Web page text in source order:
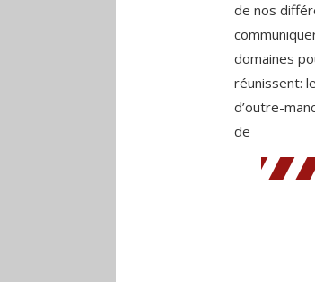
de nos
domaines
réunissent:
d’outre-
de